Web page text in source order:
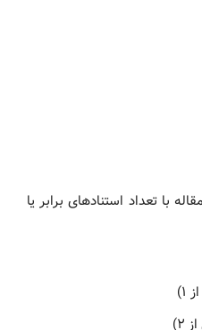
با تعداد استنادهای برابر یا